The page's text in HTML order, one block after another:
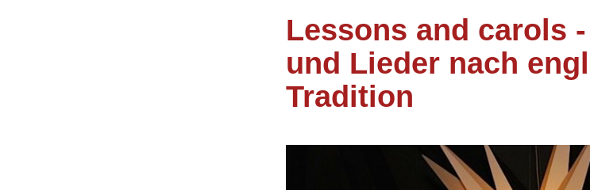
Lessons and carols
und Lieder nach
Tradition